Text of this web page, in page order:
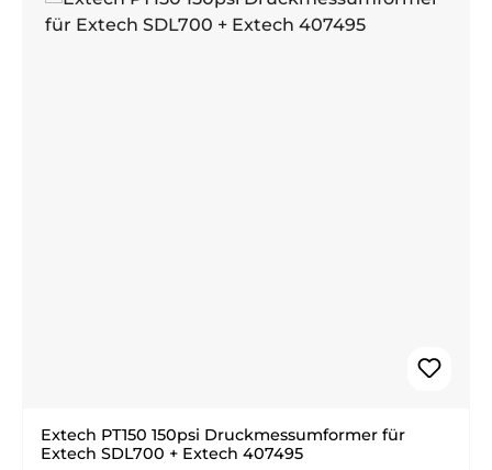
Extech PT150 150psi Druckmessumformer für
Extech SDL700 + Extech 407495